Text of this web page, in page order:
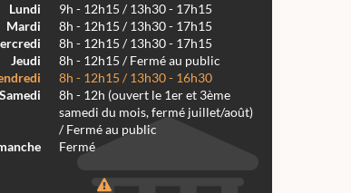
Lundi
9h - 12h15 / 13h30 - 17h15
Mardi
8h - 12h15 / 13h30 - 17h15
8h - 12h15 / 13h30 - 17h15
Jeudi
8h - 12h15 / Fermé au public
8h - 12h15 / 13h30 - 16h30
Samedi
8h - 12h (ouvert le 1er et 3ème
samedi du mois, fermé juillet/août)
/ Fermé au public
Fermé